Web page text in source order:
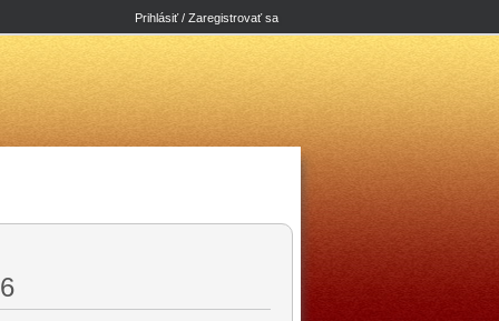
Prihlásiť / Zaregistrovať sa